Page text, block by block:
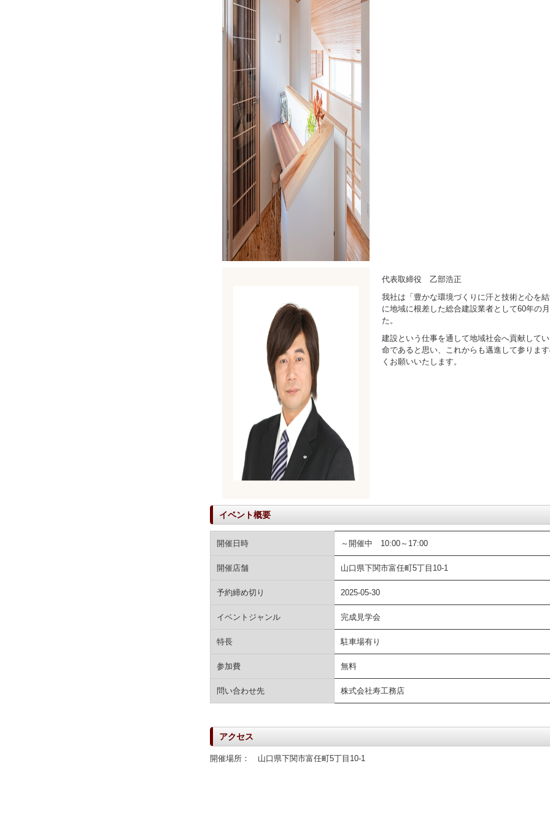
代表取締役 乙部浩正
我社は「豊かな環境づくりに汗と技術と心を
に地域に根差した総合建設業者として60年の
た。
建設という仕事を通して地域社会へ貢献して
命であると思い、これからも邁進して参りま
くお願いいたします。
イベント概要
開催日時 ～開催中 10:00～17:00
開催店舗 山口県下関市富任町5丁目10-1
予約締め切り 2025-05-30
イベントジャンル 完成見学会
特長 駐車場有り
参加費 無料
問い合わせ先 株式会社寿工務店
アクセス
開催場所： 山口県下関市富任町5丁目10-1